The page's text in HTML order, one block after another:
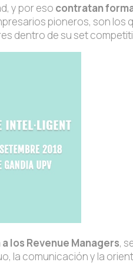
y por eso contratan
pioneros, son los
dentro de su set
los Revenue Managers,
la comunicación y la